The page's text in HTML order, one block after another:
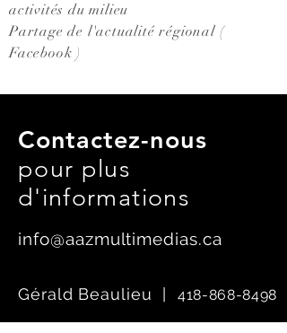
activités du milieu
Partage de l'actualité régional (
Facebook )
Contactez-nous
pour plus
d'informations
info@aazmultimedias.ca
Gérald Beaulieu | 418-868-8498